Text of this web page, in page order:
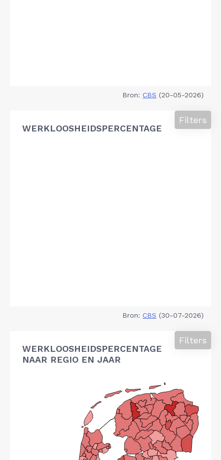
Bron: CBS (20-05-2026)
WERKLOOSHEIDSPERCENTAGE
Filters
Bron: CBS (30-07-2026)
WERKLOOSHEIDSPERCENTAGE
NAAR REGIO EN JAAR
Filters